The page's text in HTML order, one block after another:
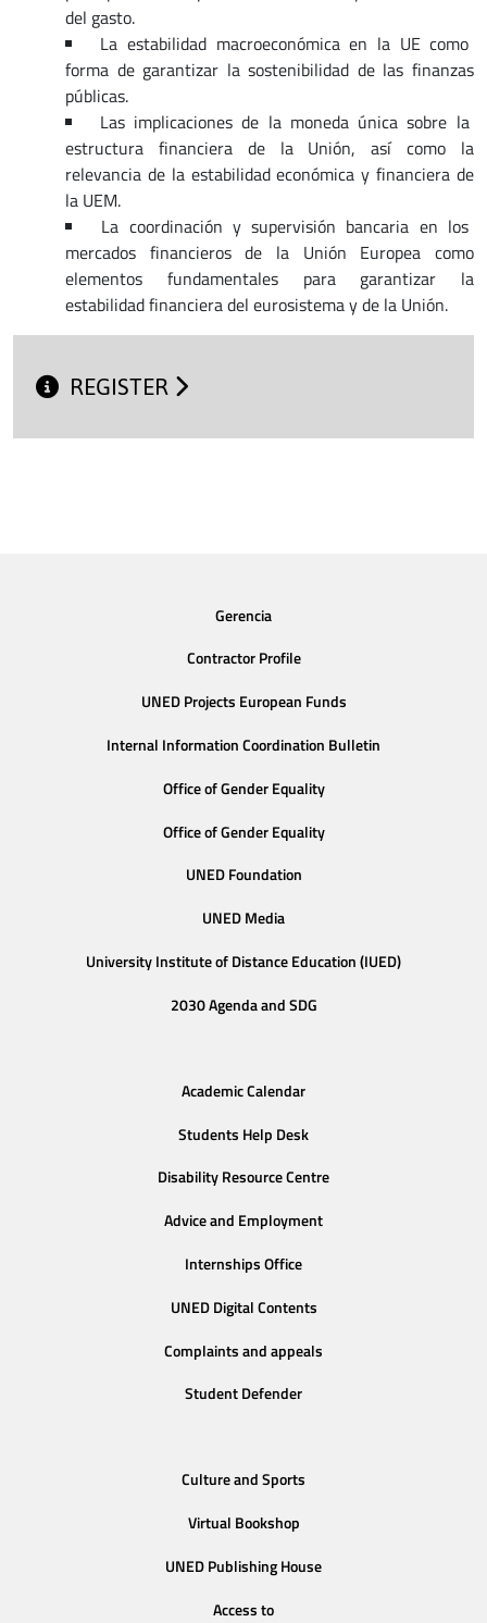
del gasto.
La estabilidad macroeconómica en la UE como
forma de garantizar la sostenibilidad de las finanzas
públicas.
Las implicaciones de la moneda única sobre la
estructura financiera de la Unión, así como la
relevancia de la estabilidad económica y financiera de
la UEM.
La coordinación y supervisión bancaria en los
mercados financieros de la Unión Europea como
elementos fundamentales para garantizar la
estabilidad financiera del eurosistema y de la Unión.
REGISTER
Gerencia
Contractor Profile
UNED Projects European Funds
Internal Information Coordination Bulletin
Office of Gender Equality
Office of Gender Equality
UNED Foundation
UNED Media
University Institute of Distance Education (IUED)
2030 Agenda and SDG
Academic Calendar
Students Help Desk
Disability Resource Centre
Advice and Employment
Internships Office
UNED Digital Contents
Complaints and appeals
Student Defender
Culture and Sports
Virtual Bookshop
UNED Publishing House
Access to